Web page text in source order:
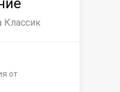
Классик
от